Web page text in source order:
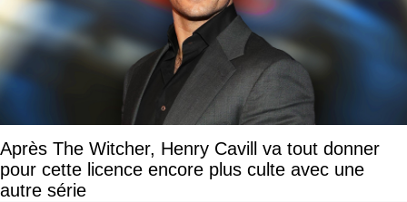
Après The Witcher, Henry Cavill va tout donner
pour cette licence encore plus culte avec une
autre série